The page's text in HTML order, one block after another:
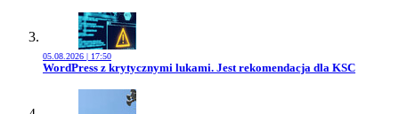
05.08.2026 | 17:50
Przejdź do artykułu:
WordPress z krytycznymi lukami. Jest rekomendacja dla KSC